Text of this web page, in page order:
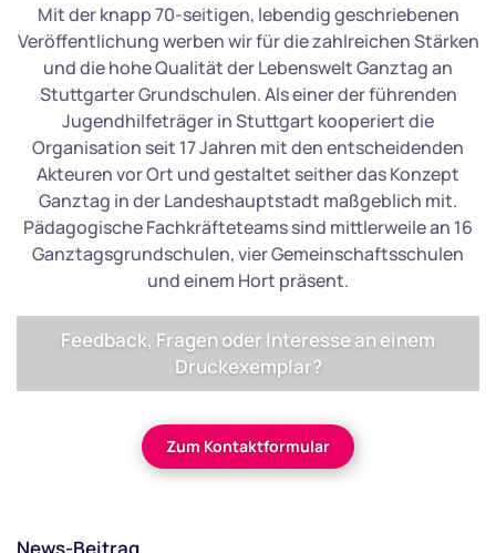
Mit der knapp 70-seitigen, lebendig geschriebenen
Veröffentlichung werben wir für die zahlreichen Stärken
und die hohe Qualität der Lebenswelt Ganztag an
Stuttgarter Grundschulen. Als einer der führenden
Jugendhilfeträger in Stuttgart kooperiert die
Organisation seit 17 Jahren mit den entscheidenden
Akteuren vor Ort und gestaltet seither das Konzept
Ganztag in der Landeshauptstadt maßgeblich mit.
Pädagogische Fachkräfteteams sind mittlerweile an 16
Ganztagsgrundschulen, vier Gemeinschaftsschulen
und einem Hort präsent.
Feedback, Fragen oder Interesse an einem
Druckexemplar?
Zum Kontaktformular
News-Beitrag